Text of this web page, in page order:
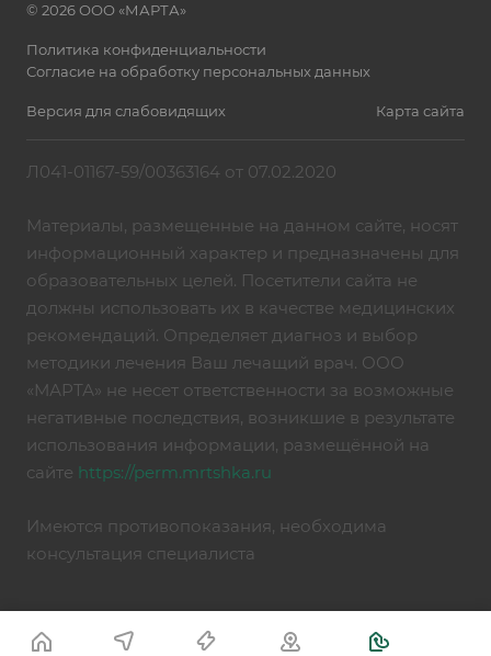
© 2026 ООО «МАРТА»
Политика конфиденциальности
Согласие на обработку персональных данных
Версия для слабовидящих Карта сайта
Л041-01167-59/00363164 от 07.02.2020
Материалы, размещенные на данном сайте, носят
информационный характер и предназначены для
образовательных целей. Посетители сайта не
должны использовать их в качестве медицинских
рекомендаций. Определяет диагноз и выбор
методики лечения Ваш лечащий врач. ООО
«МАРТА» не несет ответственности за возможные
негативные последствия, возникшие в результате
использования информации, размещённой на
сайте https://perm.mrtshka.ru
Имеются противопоказания, необходима
консультация специалиста